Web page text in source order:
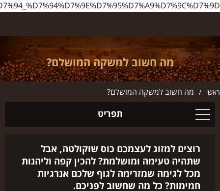
http://www.ilbarista.co.il/